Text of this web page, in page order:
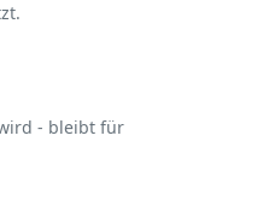
- bleibt für